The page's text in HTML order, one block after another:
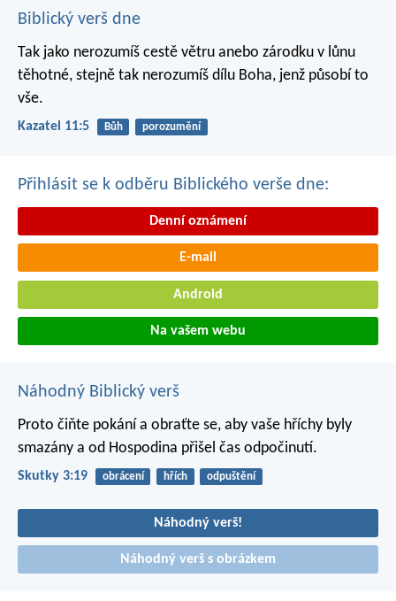
Biblický verš dne
Tak jako nerozumíš cestě větru anebo zárodku v lůnu
těhotné, stejně tak nerozumíš dílu Boha, jenž působí to
vše.
Kazatel 11:5 Bůh porozumění
Přihlásit se k odběru Biblického verše dne:
Denní oznámení
E-mail
Android
Na vašem webu
Náhodný Biblický verš
Proto čiňte pokání a obraťte se, aby vaše hříchy byly
smazány a od Hospodina přišel čas odpočinutí.
Skutky 3:19 obrácení hřích odpuštění
Náhodný verš!
Náhodný verš s obrázkem